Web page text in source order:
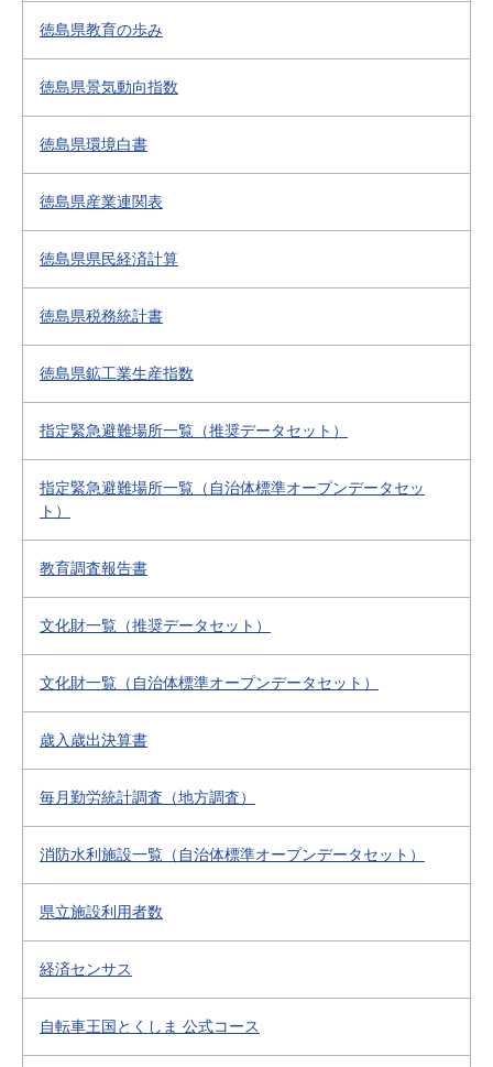
徳島県教育の歩み
徳島県景気動向指数
徳島県環境白書
徳島県産業連関表
徳島県県民経済計算
徳島県税務統計書
徳島県鉱工業生産指数
指定緊急避難場所一覧（推奨データセット）
指定緊急避難場所一覧（自治体標準オープンデータセッ
ト）
教育調査報告書
文化財一覧（推奨データセット）
文化財一覧（自治体標準オープンデータセット）
歳入歳出決算書
毎月勤労統計調査（地方調査）
消防水利施設一覧（自治体標準オープンデータセット）
県立施設利用者数
経済センサス
自転車王国とくしま 公式コース